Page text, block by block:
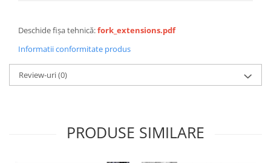
Deschide fișa tehnică:fork_extensions.pdf
Informatii conformitate produs
Review-uri(0)
PRODUSE SIMILARE